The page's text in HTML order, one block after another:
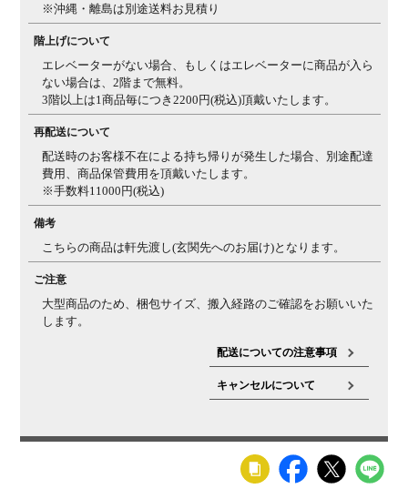
※沖縄・離島は別途送料お見積り
階上げについて
エレベーターがない場合、もしくはエレベーターに商品が入ら
ない場合は、2階まで無料。
3階以上は1商品毎につき2200円(税込)頂戴いたします。
再配送について
配送時のお客様不在による持ち帰りが発生した場合、別途配達
費用、商品保管費用を頂戴いたします。
※手数料11000円(税込)
備考
こちらの商品は軒先渡し(玄関先へのお届け)となります。
ご注意
大型商品のため、梱包サイズ、搬入経路のご確認をお願いいた
します。
配送についての注意事項
キャンセルについて